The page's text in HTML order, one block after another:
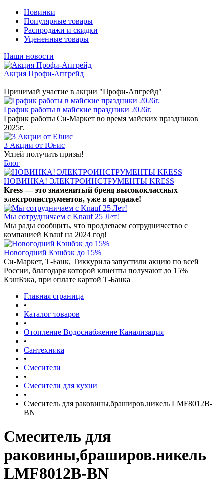
Новинки
Популярные товары
Распродажи и скидки
Уцененные товары
Наши новости
Акция Профи-Апгрейд
Принимай участие в акции "Профи-Апгрейд"
График работы в майские праздники 2026г.
График работы Си-Маркет во время майских праздников
2025г.
3 Акции от Юнис
Успей получить призы!
Блог
НОВИНКА! ЭЛЕКТРОИНСТРУМЕНТЫ KRESS
Kress — это знаменитый бренд высококлассных
электроинструментов, уже в продаже!
Мы сотрудничаем с Knauf 25 Лет!
Мы рады сообщить, что продлеваем сотрудничество с
компанией Knauf на 2024 год!
Новогодний Кэшбэк до 15%
Си-Маркет, Т-Банк, Тиккурила запустили акцию по всей
России, благодаря которой клиенты получают до 15%
КэшБэка, при оплате картой Т-Банка
Главная страница
•
Каталог товаров
•
Отопление Водоснабжение Канализация
•
Сантехника
•
Смесители
•
Смесители для кухни
•
Смеситель для раковины,браширов.никель LMF8012B-
BN
Смеситель для
раковины,браширов.никель
LMF8012B-BN